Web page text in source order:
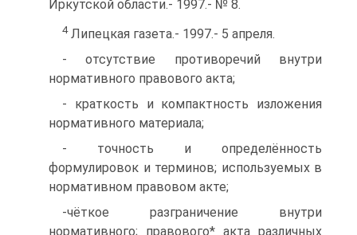
Иркутской области.- 1997.- № 8.
4Липецкая газета.- 1997.- 5 апреля.
- отсутствие противоречий внутри
нормативного правового акта;
- краткость и компактность изложения
нормативного материала;
- точность и определённость
формулировок и терминов; используемых в
нормативном правовом акте;
-чёткое разграничение внутри
нормативного; правового* акта различных